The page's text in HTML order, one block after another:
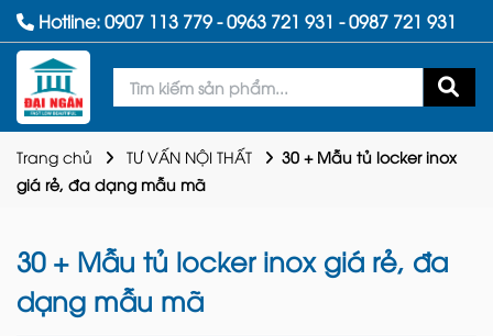
Hotline:0907 113 779-0963 721 931 -0987 721 931
Trang chủ TƯ VẤN NỘI THẤT
30 + Mẫu tủ locker inox
giá rẻ, đa dạng mẫu mã
30 + Mẫu tủ locker inox giá rẻ, đa
dạng mẫu mã